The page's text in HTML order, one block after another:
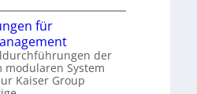
für
der
modularen System
Kaiser Group